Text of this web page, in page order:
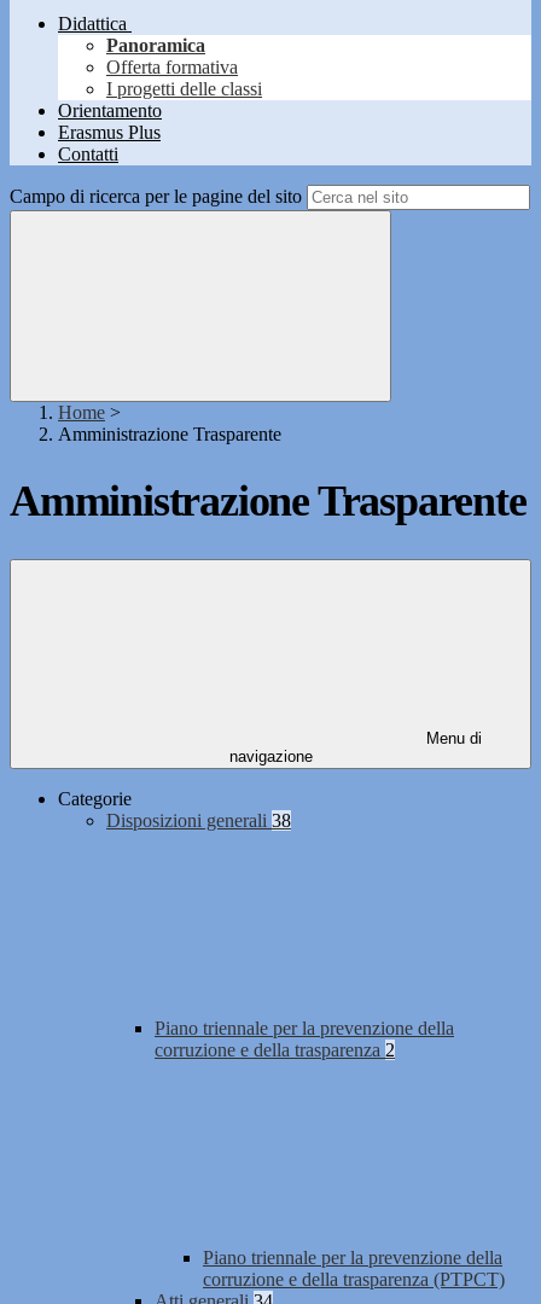
Didattica
Panoramica
Offerta formativa
I progetti delle classi
Orientamento
Erasmus Plus
Contatti
Campo di ricerca per le pagine del sito
Home >
Amministrazione Trasparente
Amministrazione Trasparente
Menu di
navigazione
Categorie
Disposizioni generali 38
Piano triennale per la prevenzione della
corruzione e della trasparenza 2
Piano triennale per la prevenzione della
corruzione e della trasparenza (PTPCT)